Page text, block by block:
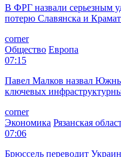
В ФРГ назвали серьезным
потерю Славянска и
corner
Общество Европа
07:15
Павел Малков назвал
ключевых
corner
Экономика Рязанская
07:06
Брюссель переводит